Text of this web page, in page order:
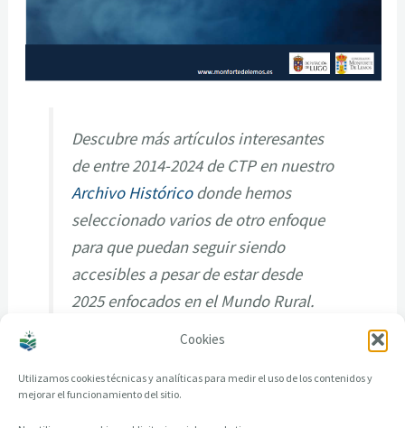
Cookies
Utilizamos cookies técnicas y analíticas para medir el uso de los contenidos y
mejorar el funcionamiento del sitio.
Descubre más artículos interesantes
de entre 2014-2024 de CTP en nuestro
Archivo Históricodonde hemos
seleccionado varios de otro enfoque
para que puedan seguir siendo
accesibles a pesar de estar desde
2025 enfocados en el Mundo Rural.